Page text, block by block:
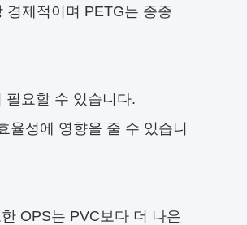
경제적이며 PETG는 종종
필요할 수 있습니다.
율성에 영향을 줄 수 있습니
OPS는 PVC보다 더 나은